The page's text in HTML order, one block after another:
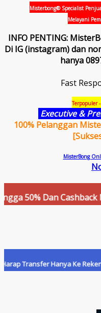
Misterbong® Specialist
Melayani
INFO PENTING:
Di IG (instagram) dan
hanya
Fast
Terpopuler
Executive &
100% Pelanggan
MisterBong
Dan Cashback
Transfer Hanya Ke